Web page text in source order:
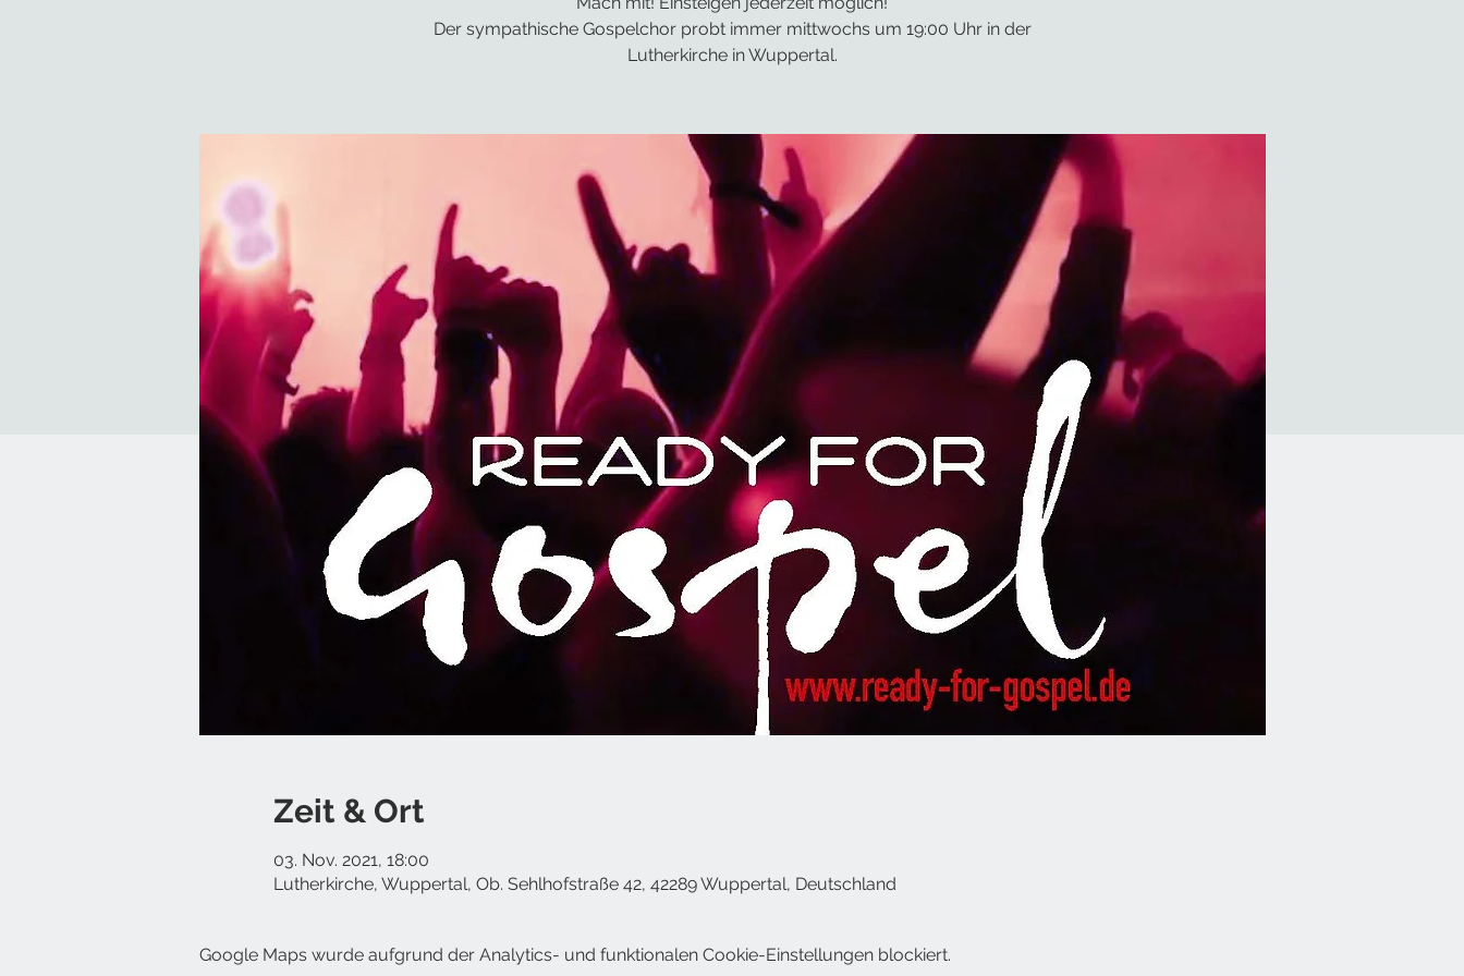
Der sympathische Gospelchor probt immer mittwochs um 19:00 Uhr in der
Lutherkirche in Wuppertal.
Zeit & Ort
03. Nov. 2021, 18:00
Lutherkirche, Wuppertal, Ob. Sehlhofstraße 42, 42289 Wuppertal, Deutschland
Google Maps wurde aufgrund der Analytics- und funktionalen Cookie-Einstellungen blockiert.